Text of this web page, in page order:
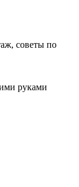
советы по
руками